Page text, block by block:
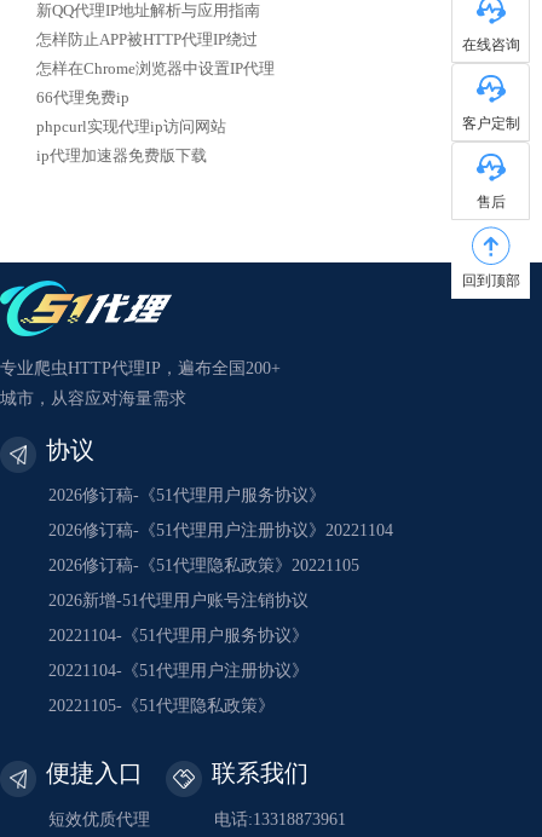
新QQ代理IP地址解析与应用指南
怎样防止APP被HTTP代理IP绕过
怎样在Chrome浏览器中设置IP代理
66代理免费ip
phpcurl实现代理ip访问网站
ip代理加速器免费版下载
在线咨询
客户定制
售后
回到顶部
专业爬虫HTTP代理IP，遍布全国200+
城市，从容应对海量需求
协议
2026修订稿-《51代理用户服务协议》
2026修订稿-《51代理用户注册协议》20221104
2026修订稿-《51代理隐私政策》20221105
2026新增-51代理用户账号注销协议
20221104-《51代理用户服务协议》
20221104-《51代理用户注册协议》
20221105-《51代理隐私政策》
便捷入口
短效优质代理
联系我们
电话:13318873961